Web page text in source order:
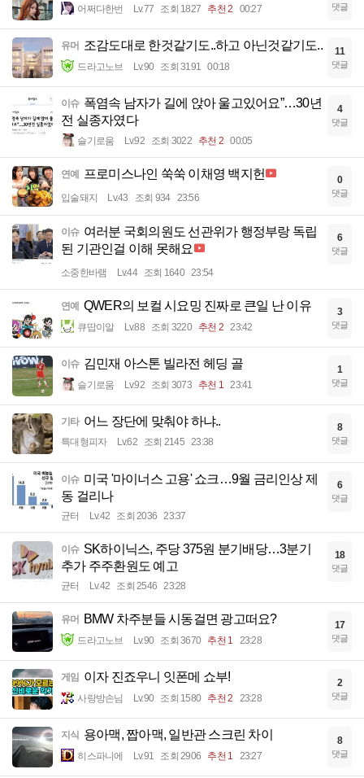
어쩌다한번 Lv.77 조회 1827 추천 2 00:27 댓글
유머 조감도대로 한것같기도..하고 아닌것같기도..
드라고노브 Lv.90 조회 3191 00:18
11
댓글
이슈 폭염속 남자가 길에 앉아 울고있어요”…30년
전 실종자였다
슬기로움 Lv.92 조회 3022 추천 2 00:05
4
댓글
연예 프로미스나인 쑥쑥 이채영 백지헌
입술돼지 Lv.43 조회 934 23:56
0
댓글
이슈 여러분 국회의원도 선관위가 행정부랑 독립
된 기관인걸 이해 못해요
소중한바램 Lv.44 조회 1640 23:54
6
댓글
연예 QWER의 보컬 시요밍 진짜로 큰일 난 이유
큐땁이알 Lv.88 조회 3220 추천 2 23:42
3
댓글
이슈 김민재 아스톤 빌라전 헤딩 골
슬기로움 Lv.92 조회 3073 추천 1 23:41
1
댓글
기타 어느 장단에 맞춰야 하냐..
특대형피자 Lv.62 조회 2145 23:38
8
댓글
이슈 미국 '마이너스 고용' 쇼크…9월 금리인상 제
동 걸리나
균터 Lv.42 조회 2036 23:37
6
댓글
이슈 SK하이닉스, 주당 375원 분기배당…3분기
추가 주주환원도 예고
균터 Lv.42 조회 2546 23:28
18
댓글
유머 BMW 차주분들 시동걸면 광고떠요?
드라고노브 Lv.90 조회 3670 추천 1 23:28
17
댓글
게임 이자 진죠우니 잇폰메 쇼부!
사랑방손님 Lv.90 조회 1580 추천 2 23:28
2
댓글
지식 용아맥, 짭아맥, 일반관 스크린 차이
히스파니에 Lv.91 조회 2906 추천 1 23:27
8
댓글